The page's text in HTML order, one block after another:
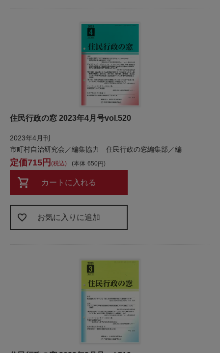
住民行政の窓 2023年4月号vol.520
2023年4月刊
市町村自治研究会／編集協力 住民行政の窓編集部／編
本体 650
715 税込
カートに入れる
お気に入りに追加